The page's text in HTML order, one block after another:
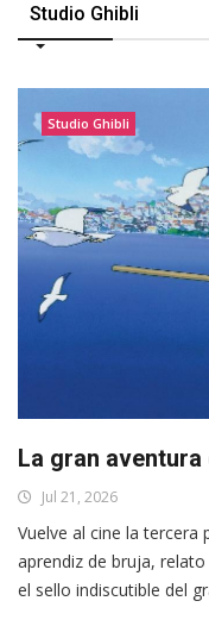
Studio Ghibli
Studio Ghibli
La gran aventura
Jul 21, 2026
Vuelve al cine la tercera
aprendiz de bruja,
el sello indiscutible del